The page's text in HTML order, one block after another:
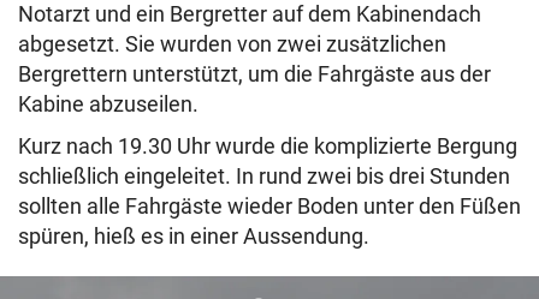
Notarzt und ein Bergretter auf dem Kabinendach
abgesetzt. Sie wurden von zwei zusätzlichen
Bergrettern unterstützt, um die Fahrgäste aus der
Kabine abzuseilen.
Kurz nach 19.30 Uhr wurde die komplizierte Bergung
schließlich eingeleitet. In rund zwei bis drei Stunden
sollten alle Fahrgäste wieder Boden unter den Füßen
spüren, hieß es in einer Aussendung.